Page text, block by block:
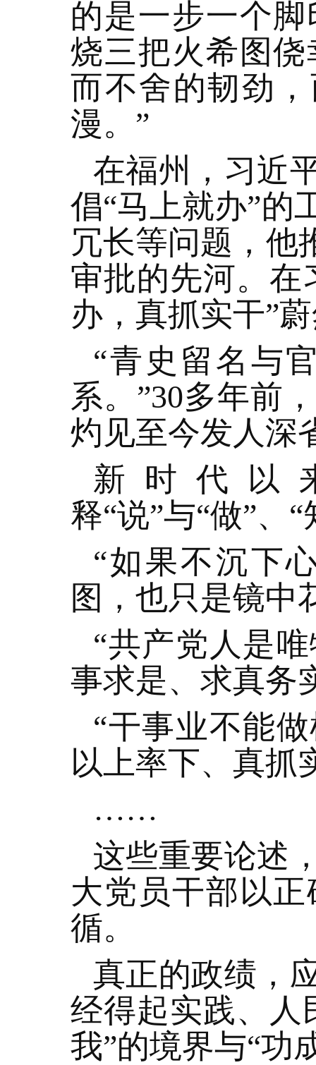
的是一步一个
烧三把火希图
而不舍的韧劲
漫。”
在福州，习近
倡“马上就办”的
冗长等问题，他
审批的先河。在
办，真抓实干”
“青史留名与
系。”30多年前
灼见至今发人深
新时代以
释“说”与“做”、
“如果不沉下
图，也只是镜中
“共产党人是
事求是、求真务
“干事业不能
以上率下、真抓
……
这些重要论述
大党员干部以
循。
真正的政绩，
经得起实践、人
我”的境界与“功